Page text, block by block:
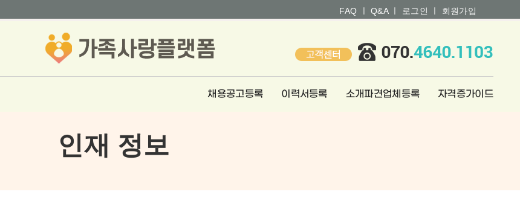
FAQ ㅣ Q&A ㅣ 로그인 ㅣ 회원가입
채용공고등록 이력서등록 소개파견업체등록 자격증가이드
인재 정보